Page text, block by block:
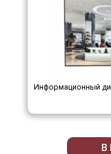
Информационный
В